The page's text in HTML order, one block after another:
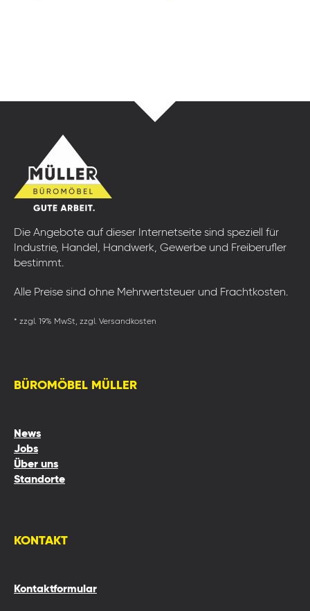
Die Angebote auf dieser Internetseite sind speziell für
Industrie, Handel, Handwerk, Gewerbe und Freiberufler
bestimmt.
Alle Preise sind ohne Mehrwertsteuer und Frachtkosten.
* zzgl. 19% MwSt, zzgl. Versandkosten
BÜROMÖBEL MÜLLER
News
Jobs
Über uns
Standorte
KONTAKT
Kontaktformular